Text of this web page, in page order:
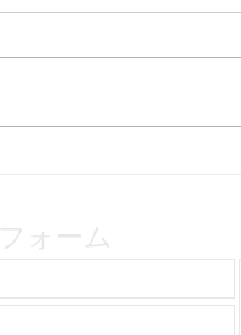
環境から環響へ
フォーム